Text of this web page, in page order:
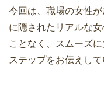
今回は、職場の女性
に隠されたリアルな
ことなく、スムーズ
ステップをお伝えして